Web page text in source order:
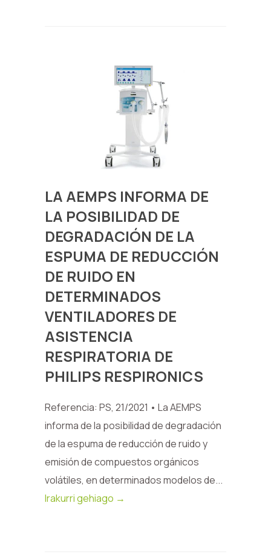
LA AEMPS INFORMA DE
LA POSIBILIDAD DE
DEGRADACIÓN DE LA
ESPUMA DE REDUCCIÓN
DE RUIDO EN
DETERMINADOS
VENTILADORES DE
ASISTENCIA
RESPIRATORIA DE
PHILIPS RESPIRONICS
Referencia: PS, 21/2021 • La AEMPS
informa de la posibilidad de degradación
de la espuma de reducción de ruido y
emisión de compuestos orgánicos
volátiles, en determinados modelos de...
Irakurri gehiago →